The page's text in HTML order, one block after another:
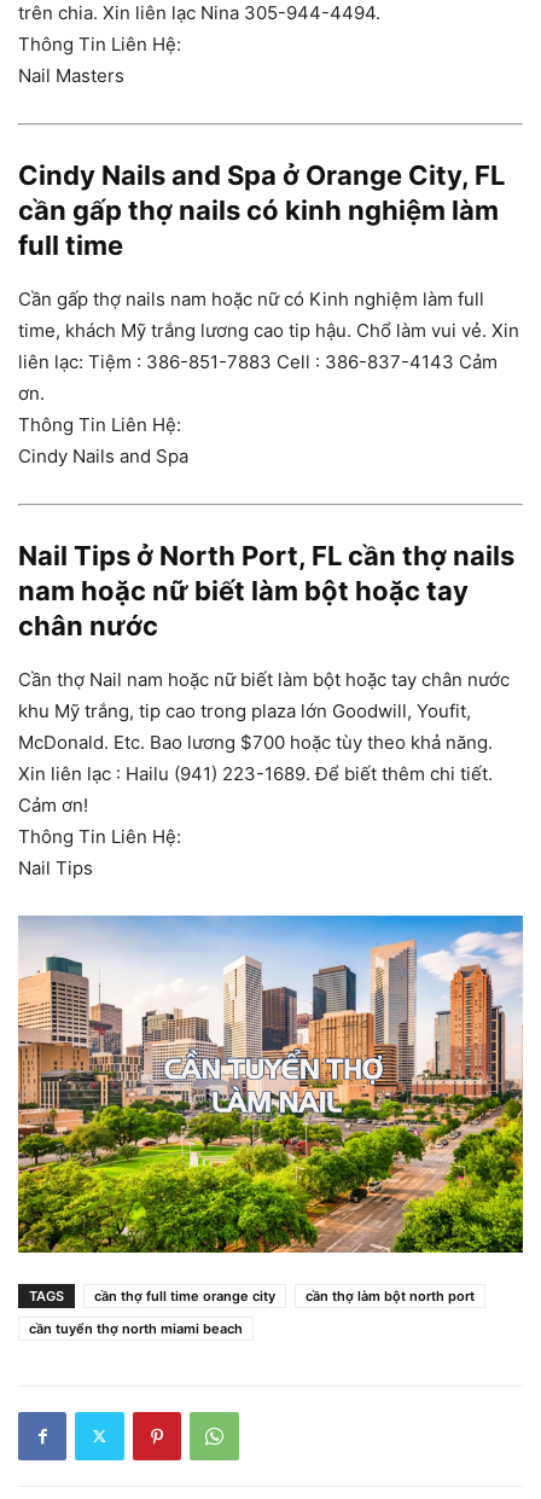
trên chia. Xin liên lạc Nina 305-944-4494.
Thông Tin Liên Hệ:
Nail Masters
Cindy Nails and Spa ở Orange City, FL
cần gấp thợ nails có kinh nghiệm làm
full time
Cần gấp thợ nails nam hoặc nữ có Kinh nghiệm làm full
time, khách Mỹ trắng lương cao tip hậu. Chổ làm vui vẻ. Xin
liên lạc: Tiệm : 386-851-7883 Cell : 386-837-4143 Cảm
ơn.
Thông Tin Liên Hệ:
Cindy Nails and Spa
Nail Tips ở North Port, FL cần thợ nails
nam hoặc nữ biết làm bột hoặc tay
chân nước
Cần thợ Nail nam hoặc nữ biết làm bột hoặc tay chân nước
khu Mỹ trắng, tip cao trong plaza lớn Goodwill, Youfit,
McDonald. Etc. Bao lương $700 hoặc tùy theo khả năng.
Xin liên lạc : Hailu (941) 223-1689. Để biết thêm chi tiết.
Cảm ơn!
Thông Tin Liên Hệ:
Nail Tips
TAGS cần thợ full time orange city
cần thợ làm bột north port
cần tuyển thợ north miami beach